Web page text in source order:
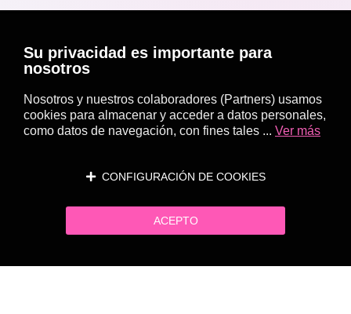
Su privacidad es importante para
nosotros
Nosotros y nuestros colaboradores (Partners) usamos
cookies para almacenar y acceder a datos personales,
como datos de navegación, con fines tales ... Ver más
CONFIGURACIÓN DE COOKIES
ACEPTO